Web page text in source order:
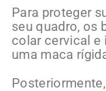
Para proteger
seu quadro, os
colar cervical e
uma maca